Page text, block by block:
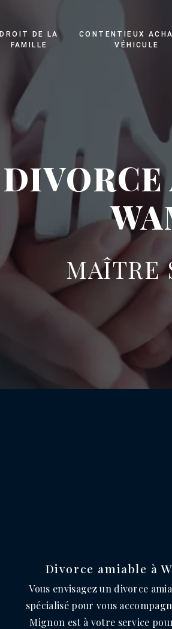
DROIT DE LA
FAMILLE
CONTENTIEUX
VÉHICULE
DIVORCE
MAÎTRE
Divorce amiable à
Vous envisagez un divorce
spécialisé pour vous
Mignon est à votre service